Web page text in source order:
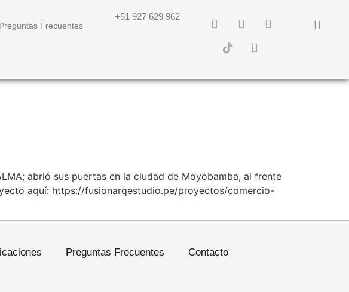
Preguntas Frecuentes
+51 927 629 962
abrió sus puertas en la ciudad de Moyobamba, al frente
aquí: https://fusionarqestudio.pe/proyectos/comercio-
Preguntas Frecuentes Contacto